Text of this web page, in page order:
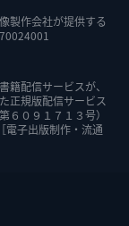
製作会社が提供する
籍配信サービスが、
正規版配信サービス
６０９１７１３号）
電子出版制作・流通